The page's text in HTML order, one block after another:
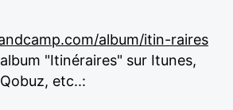
album/itin-raires
"Itinéraires" sur Itunes,
etc..: